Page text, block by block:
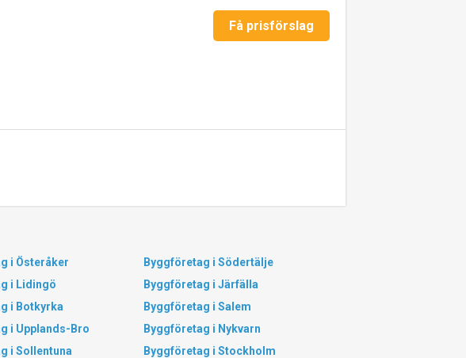
Få prisförslag
i Österåker
Byggföretag i Södertälje
i Lidingö
Byggföretag i Järfälla
i Botkyrka
Byggföretag i Salem
i Upplands-Bro
Byggföretag i Nykvarn
i Sollentuna
Byggföretag i Stockholm